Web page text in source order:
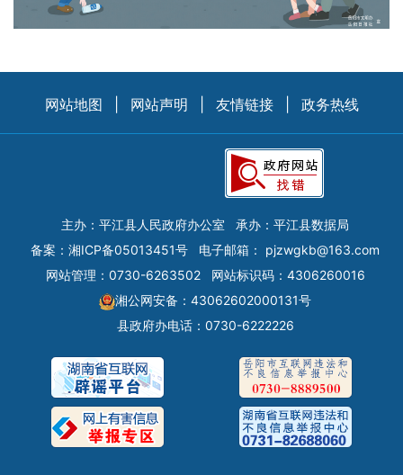
网站地图 网站声明 友情链接 政务热线
主办：平江县人民政府办公室
承办：平江县数据局
备案： 湘ICP备05013451号 电子邮箱： pjzwgkb@163.com
网站管理：0730-6263502
网站标识码：4306260016
湘公网安备：43062602000131号
县政府办电话：0730-6222226